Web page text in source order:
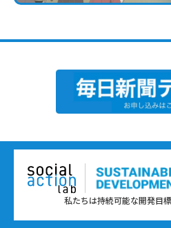
私たちは持続可能な開発目